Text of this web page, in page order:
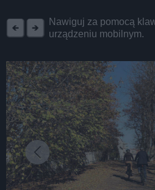
Nawiguj za pomocą
urządzeniu mobilnym.